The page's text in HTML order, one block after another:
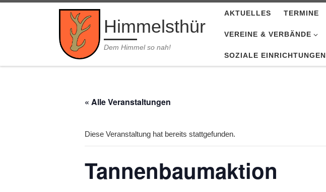
Zum Inhalt springen
Himmelsthür
Dem Himmel so nah!
AKTUELLES TERMINE
VEREINE & VERBÄNDE
SOZIALE EINRICHTUNGEN
« Alle Veranstaltungen
Diese Veranstaltung hat bereits stattgefunden.
Tannenbaumaktion